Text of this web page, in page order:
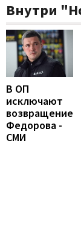
Внутри
В ОП
исключают
возвращение
Федорова -
СМИ